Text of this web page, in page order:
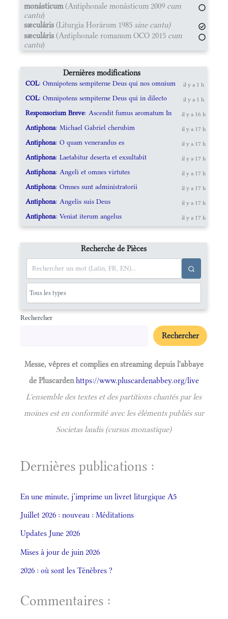
monásticum(Antiphonale monásticum 2009 cum
cantu)
sæculáris (Liturgia Horárum 1985 sine cantu)
sæculáris (Antiphonale romanum OCO 2015 cum
cantu)
Dernières modifications
COL: Omnipotens sempiterne Deus qui nos omnium il y a 1 h
COL: Omnipotens sempiterne Deus qui in dilecto il y a 1 h
Responsorium Breve: Ascendit fumus aromatum In il y a 16 h
Antiphona: Michael Gabriel cherubim il y a 17 h
Antiphona: O quam venerandus es il y a 17 h
Antiphona: Laetabitur deserta et exsultabit il y a 17 h
Antiphona: Angeli et omnes virtutes il y a 17 h
Antiphona: Omnes sunt administratorii il y a 17 h
Antiphona: Angelis suis Deus il y a 17 h
Antiphona: Veniat iterum angelus il y a 17 h
Recherche de Pièces
Rechercher
Rechercher
Messe, vêpres et complies en streaming depuis l'abbaye
de Pluscardenhttps://www.pluscardenabbey.org/live
L'ensemble des textes et des partitions chantés par les
moines est en conformité avec les éléments publiés sur
Societas laudis (cursus monastique)
Dernières publications :
En une minute, j’imprime un livret liturgique A5
Juillet 2026 : nouveau : Méditations
Updates June 2026
Mises à jour de juin 2026
2026 : où sont les Ténèbres ?
Commentaires :